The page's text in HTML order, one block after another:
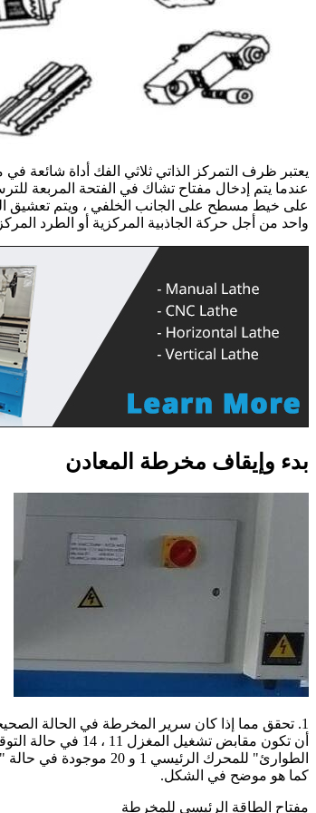
يعتبر ظرف التمركز الذاتي ثلاثي الفك أداة شائعة في
واحد من أجل حركة الجاذبية المركزية أو الطرد المركزي.
بدء وإيقاف مخرطة المعادن
أن تكون مقابض
الطوارئ" للمحرك
كما هو موضح في الشكل.
مفتاح الطاقة الرئيسي للمخرطة